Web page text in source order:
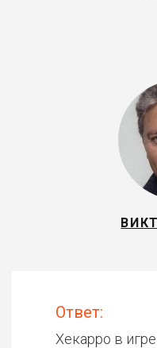
Ответ:
Хекарро в игре